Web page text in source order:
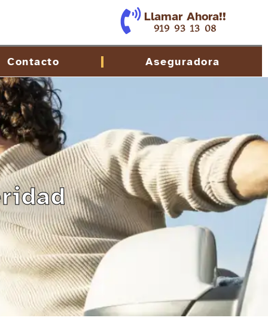
Llamar Ahora!!
919 93 13 08
Contacto Aseguradora